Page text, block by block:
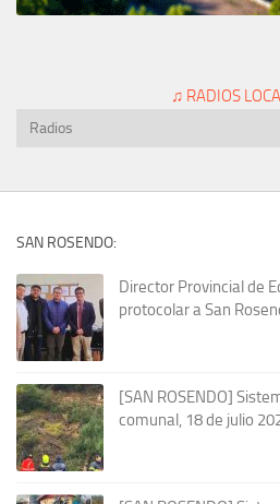
♫ RADIOS
SAN ROSENDO:
Director Provincial de
protocolar a San
[SAN ROSENDO]
comunal, 18 de julio